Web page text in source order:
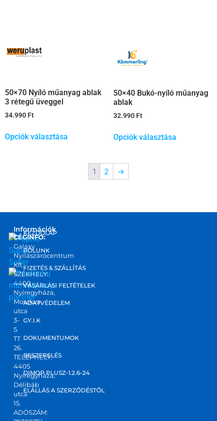
50×70 Nyíló műanyag ablak
3 rétegű üveggel
34.990 Ft
Opciók választása
50×40 Bukó-nyíló műanyag
ablak
32.990 Ft
Opciók választása
1 2 →
marketplace
partner
Információk
CÉGINFO:
Galaxy
Nyílászárócentrum
Kft.
SZÉKHELY:
4400
Nyíregyháza,
Moszkva
utca
3-
5.
TT
26.
TELEPHELY:
4405
Nyíregyháza,
Délibáb
utca
15.
ADÓSZÁM:
KEZDŐLAP
RÓLUNK
FIZETÉS & SZÁLLÍTÁS
VÁSÁRLÁSI FELTÉTELEK
ADATVÉDELEM
GY.I.K
DOKUMENTUMOK
BESZERELÉS
DIMOP PLUSZ-1.2.6-24
ELÁLLÁS A SZERZŐDÉSTŐL